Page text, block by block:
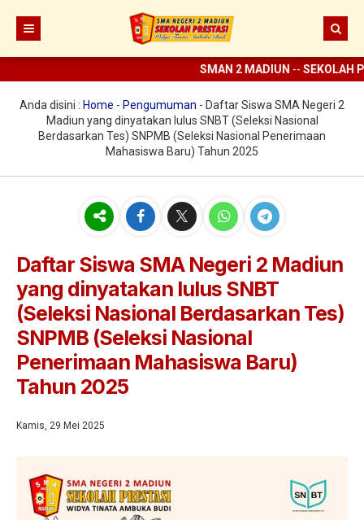
Berita
Prestasi
Visi Misi SMAN 2 Madiun
Struktur Organisasi
Sarana dan Prasarana
SCC
KIR
UKS
Koperasi
Jurnalistik
Digital Sekolah
ELITE
E-learning
Perpus Digital
Aplikasi KBM
Guru dan Karyawan
SMAN 2 MADIUN--SEKOLAH
Anda disini : Home - Pengumuman - Daftar Siswa SMA Negeri 2
Madiun yang dinyatakan lulus SNBT (Seleksi Nasional
Berdasarkan Tes) SNPMB (Seleksi Nasional Penerimaan
Mahasiswa Baru) Tahun 2025
Daftar Siswa SMA Negeri 2 Madiun
yang dinyatakan lulus SNBT
(Seleksi Nasional Berdasarkan Tes)
SNPMB (Seleksi Nasional
Penerimaan Mahasiswa Baru)
Tahun 2025
Kamis, 29 Mei 2025